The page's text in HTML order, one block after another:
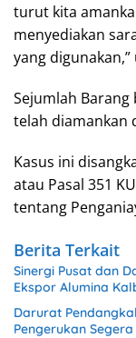
turut kita
menyediakan
yang
Sejumlah
telah diamankan
Kasus ini
atau Pasal 351
tentang
Berita Terkait
Sinergi Pusat dan
Ekspor Alumina
Darurat
Pengerukan Segera